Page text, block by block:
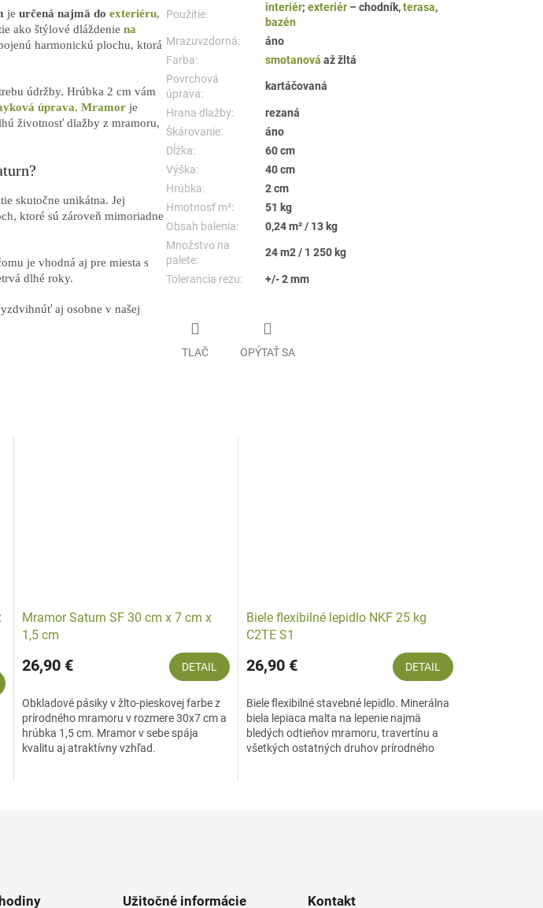
je určená najmä do exteriéru,
ako štýlové dláždenie na
harmonickú plochu, ktorá
údržby. Hrúbka 2 cm vám
úprava. Mramor je
životnosť dlažby z mramoru,
skutočne unikátna. Jej
ktoré sú zároveň mimoriadne
je vhodná aj pre miesta s
dlhé roky.
aj osobne v našej
Použitie:
interiér;exteriér – chodník,terasa,
bazén
Mrazuvzdorná:
áno
Farba:
smotanová až žltá
Povrchová
úprava:
kartáčovaná
Hrana dlažby:
rezaná
Škárovanie:
áno
Dĺžka:
60 cm
Výška:
40 cm
Hrúbka:
2 cm
Hmotnosť m²:
51 kg
Obsah balenia:
0,24 m² / 13 kg
Množstvo na
palete:
24 m2 / 1 250 kg
Tolerancia rezu: +/- 2 mm
TLAČ OPÝTAŤ SA
Mramor Saturn SF 30 cm x 7 cm x
1,5 cm
26,90 € DETAIL
Obkladové pásiky v žlto-pieskovej farbe z
prírodného mramoru v rozmere 30x7 cm a
hrúbka 1,5 cm. Mramor v sebe spája
kvalitu aj atraktívny vzhľad.
Biele flexibilné lepidlo NKF 25 kg
C2TE S1
26,90 € DETAIL
Biele flexibilné stavebné lepidlo. Minerálna
biela lepiaca malta na lepenie najmä
bledých odtieňov mramoru, travertínu a
všetkých ostatných druhov prírodného
Užitočné informácie Kontakt